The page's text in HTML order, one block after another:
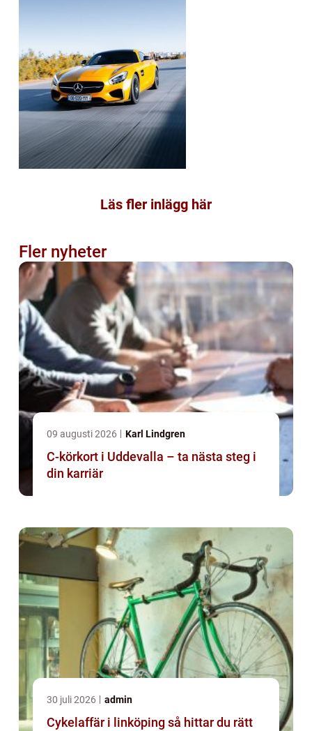
Läs fler inlägg här
Fler nyheter
09 augusti 2026 Karl Lindgren
C-körkort i Uddevalla – ta nästa steg i
din karriär
30 juli 2026 admin
Cykelaffär i linköping så hittar du rätt